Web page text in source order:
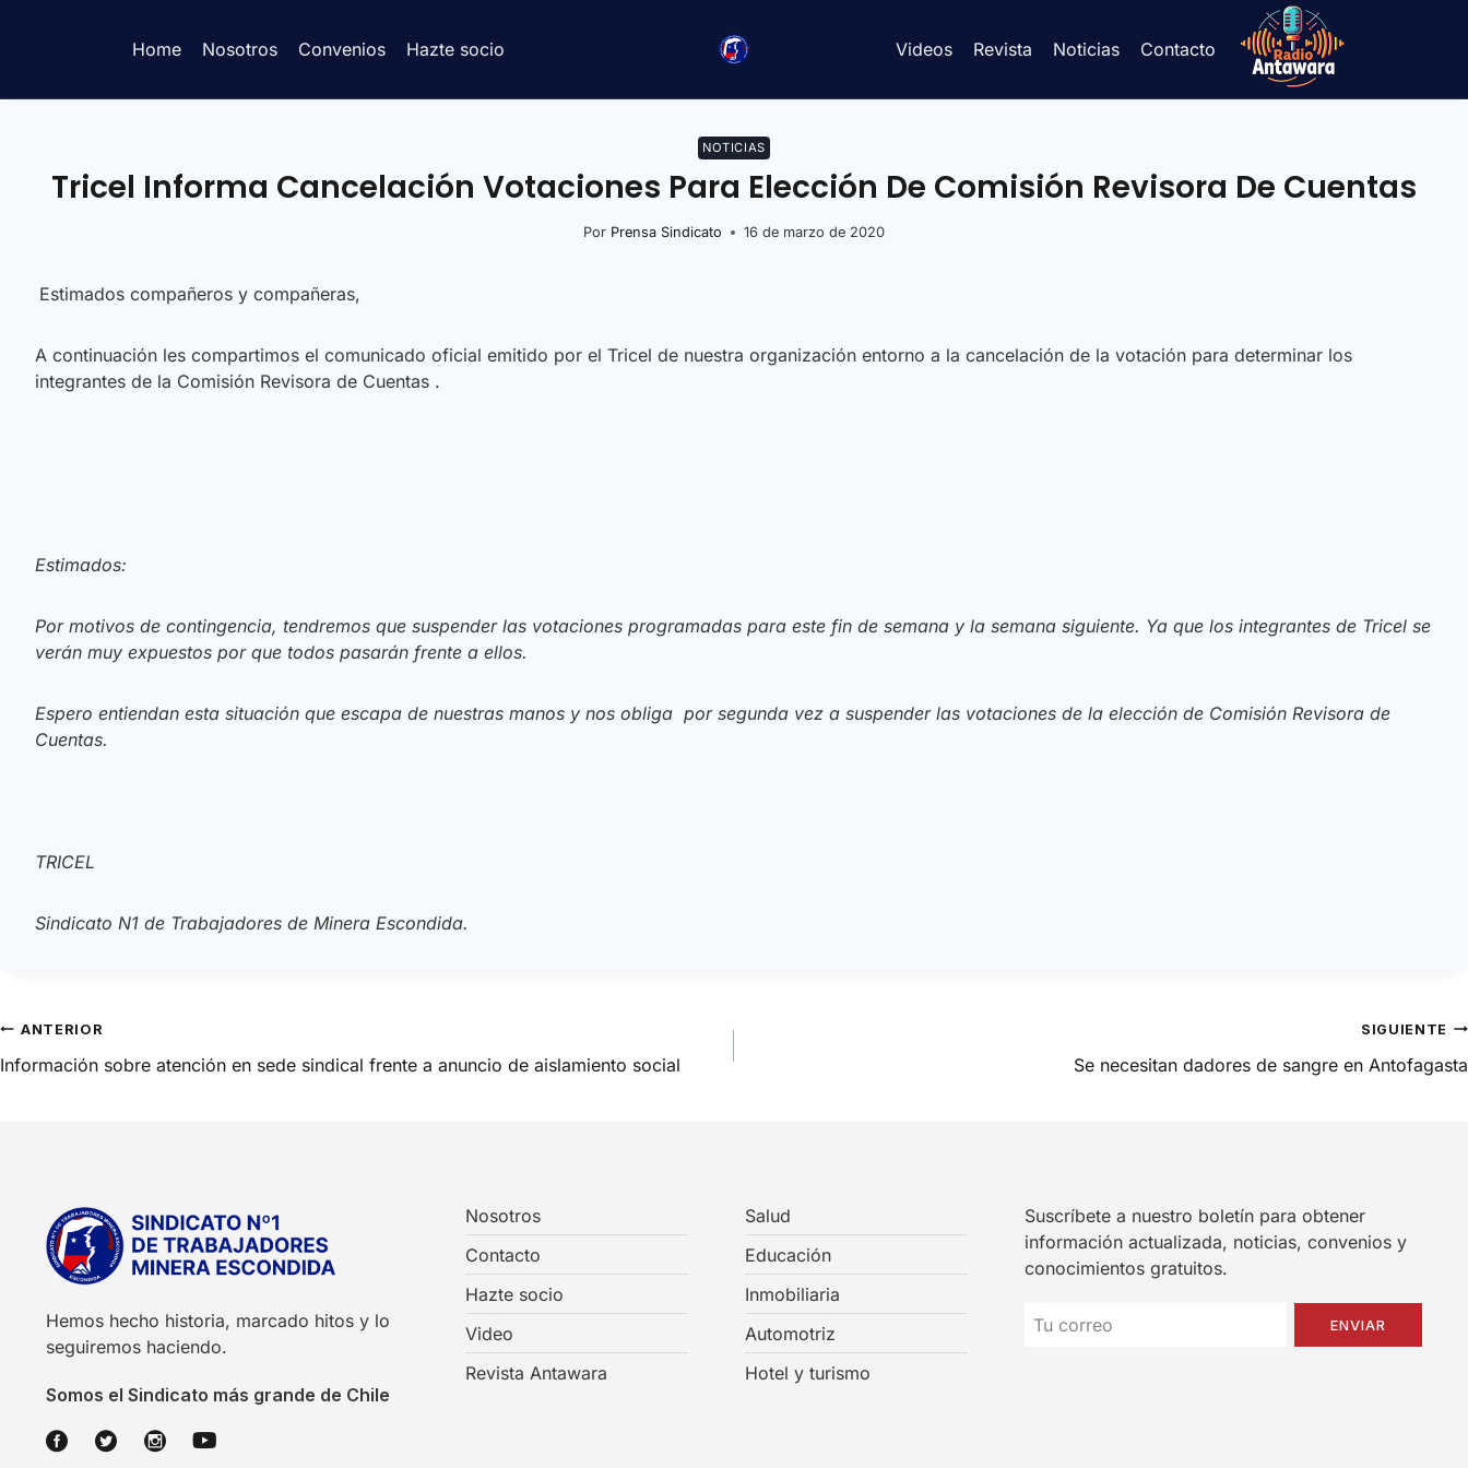
Home Nosotros Convenios Hazte socio Videos Revista Noticias Contacto
NOTICIAS
Tricel Informa Cancelación Votaciones Para Elección De Comisión Revisora De Cuentas
Por Prensa Sindicato 16 de marzo de 2020
Estimados compañeros y compañeras,
A continuación les compartimos el comunicado oficial emitido por el Tricel de nuestra organización entorno a la cancelación de la votación para determinar los
integrantes de la Comisión Revisora de Cuentas .
Estimados:
Por motivos de contingencia, tendremos que suspender las votaciones programadas para este fin de semana y la semana siguiente. Ya que los integrantes de Tricel se
verán muy expuestos por que todos pasarán frente a ellos.
Espero entiendan esta situación que escapa de nuestras manos y nos obliga por segunda vez a suspender las votaciones de la elección de Comisión Revisora de
Cuentas.
TRICEL
Sindicato N1 de Trabajadores de Minera Escondida.
ANTERIOR
Información sobre atención en sede sindical frente a anuncio de aislamiento social
SIGUIENTE
Se necesitan dadores de sangre en Antofagasta
Hemos hecho historia, marcado hitos y lo
seguiremos haciendo.
Somos el Sindicato más grande de Chile
Nosotros
Contacto
Hazte socio
Video
Revista Antawara
Salud
Educación
Inmobiliaria
Automotriz
Hotel y turismo
Suscríbete a nuestro boletín para obtener
información actualizada, noticias, convenios y
conocimientos gratuitos.
ENVIAR